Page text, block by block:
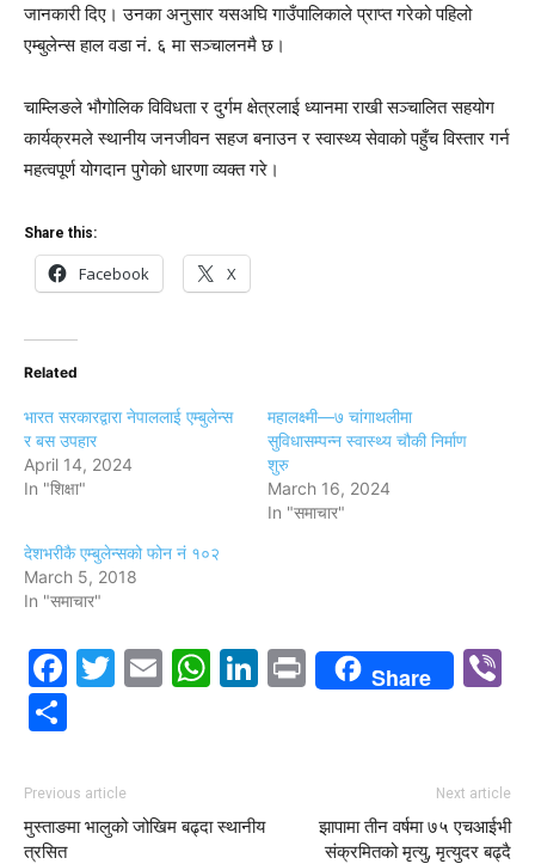
जानकारी दिए। उनका अनुसार यसअघि गाउँपालिकाले प्राप्त गरेको पहिलो
एम्बुलेन्स हाल वडा नं. ६ मा सञ्चालनमै छ।
चाम्लिङले भौगोलिक विविधता र दुर्गम क्षेत्रलाई ध्यानमा राखी सञ्चालित सहयोग
कार्यक्रमले स्थानीय जनजीवन सहज बनाउन र स्वास्थ्य सेवाको पहुँच विस्तार गर्न
महत्वपूर्ण योगदान पुगेको धारणा व्यक्त गरे।
Share this:
Facebook X
Related
भारत सरकारद्वारा नेपाललाई एम्बुलेन्स
र बस उपहार
April 14, 2024
In "शिक्षा"
महालक्ष्मी—७ चांगाथलीमा
सुविधासम्पन्न स्वास्थ्य चौकी निर्माण
शुरु
March 16, 2024
In "समाचार"
देशभरीकै एम्बुलेन्सको फोन नं १०२
March 5, 2018
In "समाचार"
Facebook
Twitter
EmailWhatsApp
LinkedIn
PrintShare
Previous article
मुस्ताङमा भालुको जोखिम बढ्दा स्थानीय
त्रसित
Next article
झापामा तीन वर्षमा ७५ एचआईभी
संक्रमितको मृत्यु, मृत्युदर बढ्दै